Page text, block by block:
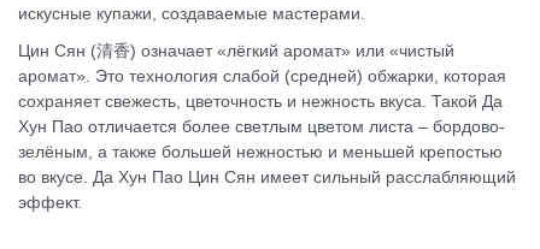
искусные купажи, создаваемые мастерами.
Цин Сян (清香) означает «лёгкий аромат» или «чистый
аромат». Это технология слабой (средней) обжарки, которая
сохраняет свежесть, цветочность и нежность вкуса. Такой Да
Хун Пао отличается более светлым цветом листа – бордово-
зелёным, а также большей нежностью и меньшей крепостью
во вкусе. Да Хун Пао Цин Сян имеет сильный расслабляющий
эффект.